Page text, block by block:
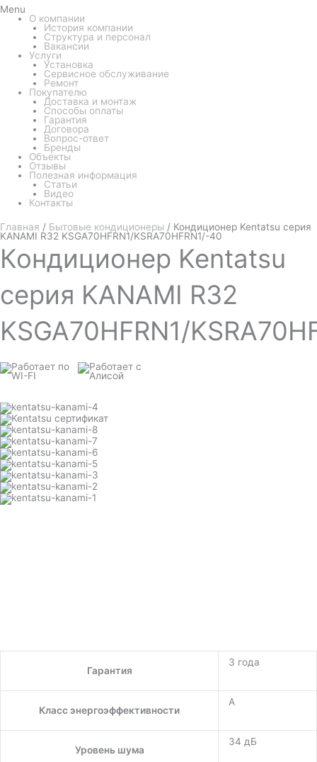
Menu
О компании
История компании
Структура и персонал
Вакансии
Услуги
Установка
Сервисное обслуживание
Ремонт
Покупателю
Доставка и монтаж
Способы оплаты
Гарантия
Договора
Вопрос-ответ
Бренды
Объекты
Отзывы
Полезная информация
Статьи
Видео
Контакты
Главная / Бытовые кондиционеры / Кондиционер Kentatsu серия
KANAMI R32 KSGA70HFRN1/KSRA70HFRN1/-40
Кондиционер Kentatsu
серия KANAMI R32
KSGA70HFRN1/
Гарантия
3 года
Класс энергоэффективности
A
Уровень шума
34 дБ